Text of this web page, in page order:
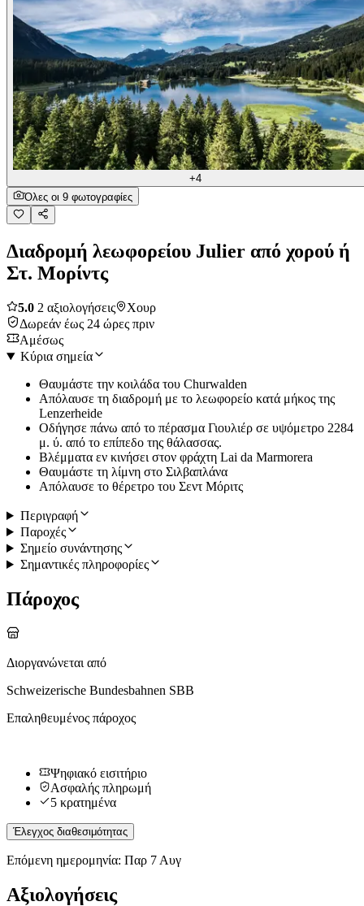
+4
Όλες οι 9 φωτογραφίες
Διαδρομή λεωφορείου Julier από χορού ή
Στ. Μορίντς
5.0 2 αξιολογήσεις
Χουρ
Δωρεάν έως 24 ώρες πριν
Αμέσως
Κύρια σημεία
Θαυμάστε την κοιλάδα του Churwalden
Απόλαυσε τη διαδρομή με το λεωφορείο κατά μήκος της
Lenzerheide
Οδήγησε πάνω από το πέρασμα Γιουλιέρ σε υψόμετρο 2284
μ. ύ. από το επίπεδο της θάλασσας.
Βλέμματα εν κινήσει στον φράχτη Lai da Marmorera
Θαυμάστε τη λίμνη στο Σιλβαπλάνα
Απόλαυσε το θέρετρο του Σεντ Μόριτς
Περιγραφή
Παροχές
Σημείο συνάντησης
Σημαντικές πληροφορίες
Πάροχος
Διοργανώνεται από
Schweizerische Bundesbahnen SBB
Επαληθευμένος πάροχος
Ψηφιακό εισιτήριο
Ασφαλής πληρωμή
5 κρατημένα
Έλεγχος διαθεσιμότητας
Επόμενη ημερομηνία: Παρ 7 Αυγ
Αξιολογήσεις